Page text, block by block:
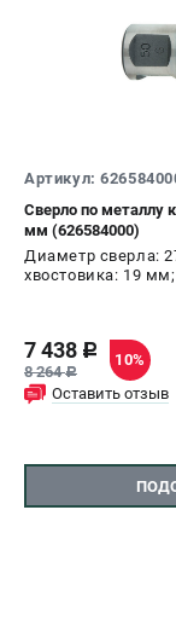
Артикул:
Сверло по металлу
мм (626584000)
Диаметр сверла:
хвостовика: 19
7 438 c
8 264c
10%
Оставить отзыв